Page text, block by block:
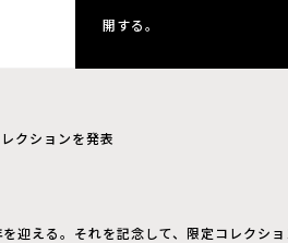
開する。
クションを発表
迎える。それを記念して、限定コレクシ